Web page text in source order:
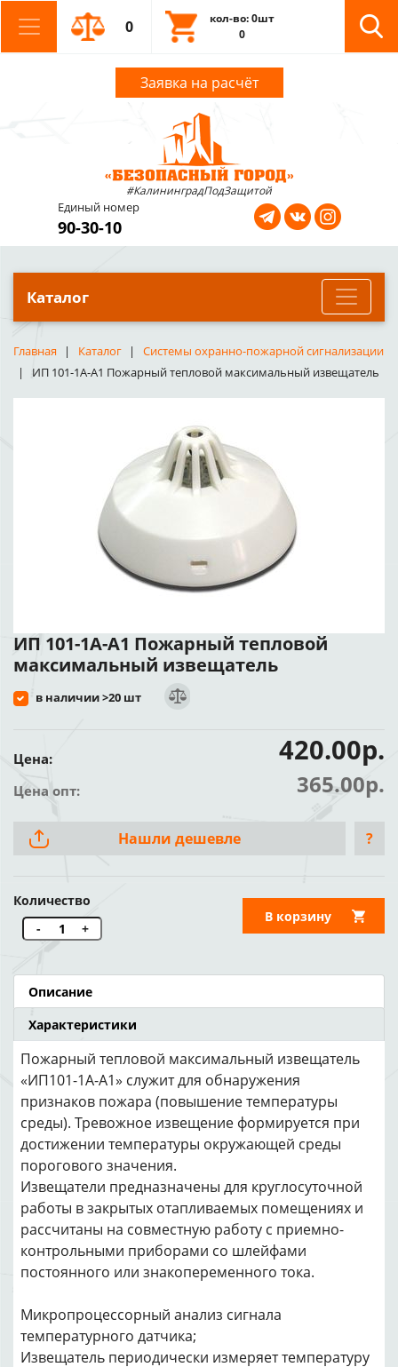
0
кол-во: 0шт
0
Заявка на расчёт
#КалининградПодЗащитой
Единый номер
90-30-10
Каталог
Главная Каталог
Системы охранно-пожарной сигнализации
ИП 101-1А-А1 Пожарный тепловой максимальный извещатель
ИП 101-1А-А1 Пожарный тепловой
максимальный извещатель
в наличии >20 шт
Цена: 420.00р.
Цена опт: 365.00р.
Нашли дешевле ?
Количество
-
+
В корзину
Описание
Характеристики
Пожарный тепловой максимальный извещатель
«ИП101-1А-А1» служит для обнаружения
признаков пожара (повышение температуры
среды). Тревожное извещение формируется при
достижении температуры окружающей среды
порогового значения.
Извещатели предназначены для круглосуточной
работы в закрытых отапливаемых помещениях и
рассчитаны на совместную работу с приемно-
контрольными приборами со шлейфами
постоянного или знакопеременного тока.
Микропроцессорный анализ сигнала
температурного датчика;
Извещатель периодически измеряет температуру